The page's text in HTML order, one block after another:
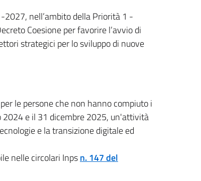
nell’ambito della Priorità 1 -
Coesione per favorire l’avvio di
strategici per lo sviluppo di nuove
le persone che non hanno compiuto i
e il 31 dicembre 2025, un'attività
e la transizione digitale ed
nelle circolari Inpsn. 147 del